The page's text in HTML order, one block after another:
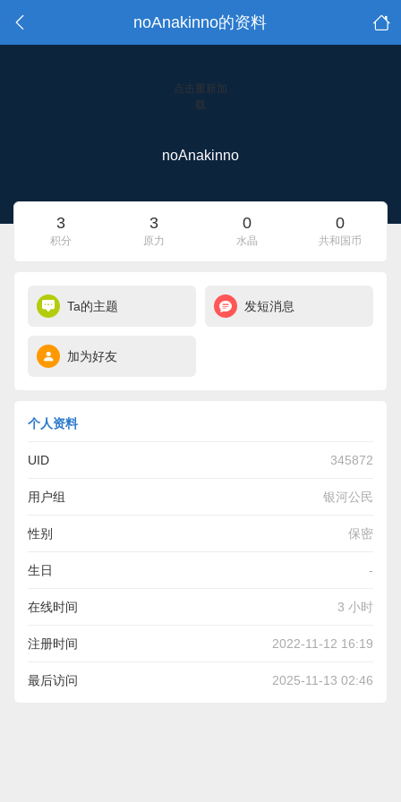
noAnakinno的资料
点击重新加
载
noAnakinno
3
积分
3
原力
0
水晶
0
共和国币
Ta的主题 发短消息
加为好友
个人资料
UID 345872
用户组 银河公民
性别 保密
生日 -
在线时间 3 小时
注册时间 2022-11-12 16:19
最后访问 2025-11-13 02:46